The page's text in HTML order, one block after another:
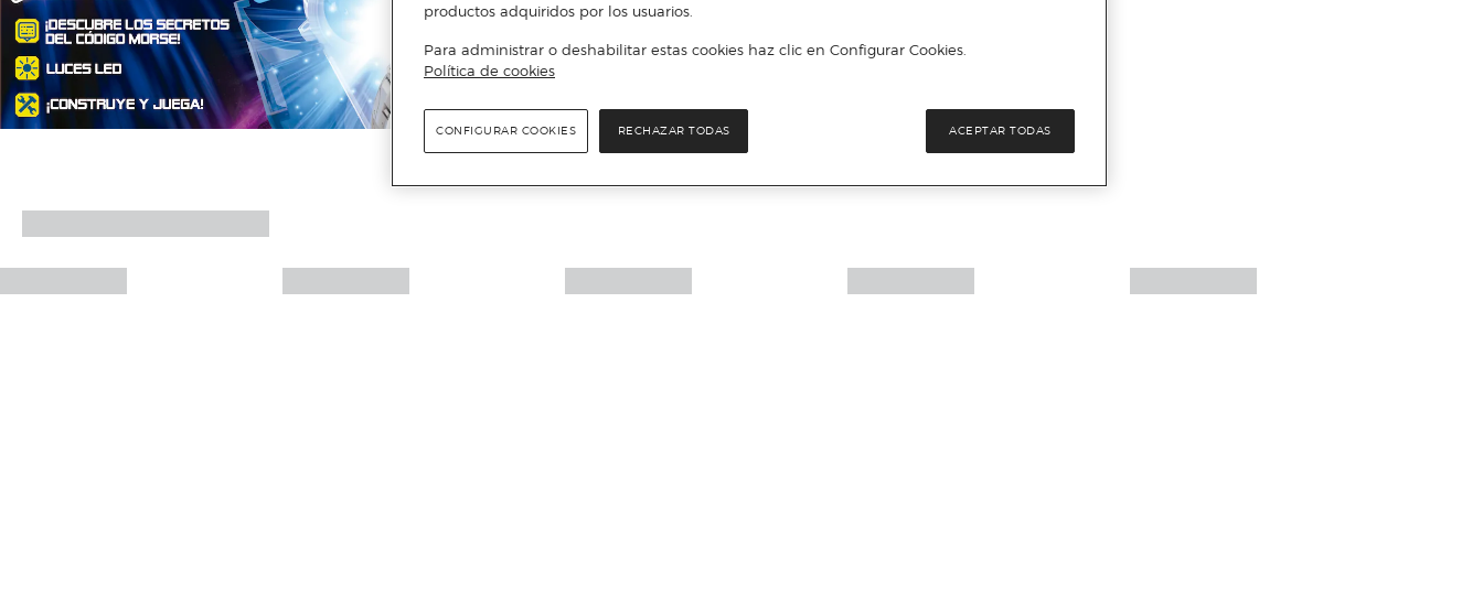
productos adquiridos por los usuarios.
Para administrar o deshabilitar estas cookies haz clic en Configurar Cookies.
Política de cookies
RECHAZAR TODAS ACEPTAR TODAS
CONFIGURAR COOKIES